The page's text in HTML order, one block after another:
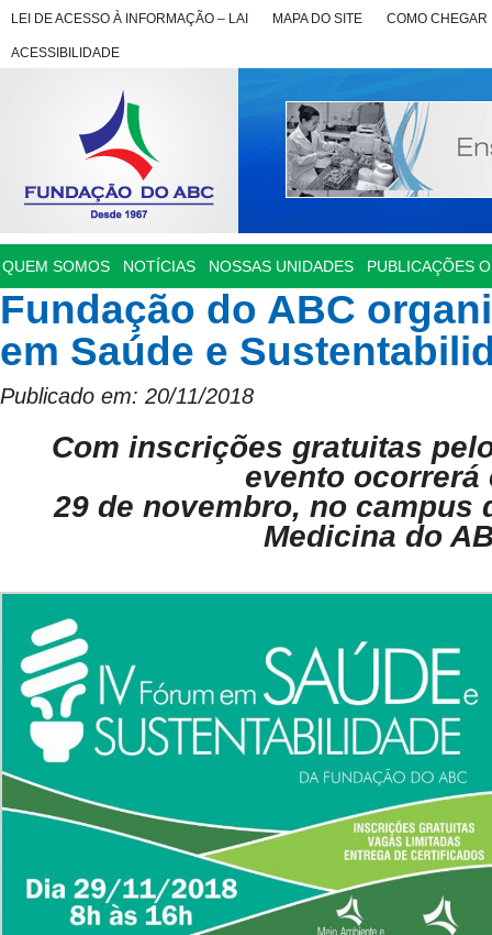
LEI DE ACESSO À INFORMAÇÃO – LAI MAPA DO SITE COMO CHEGAR
ACESSIBILIDADE
QUEM SOMOS NOTÍCIAS NOSSAS UNIDADES PUBLICAÇÕES
Fundação do ABC
em Saúde e
Publicado em: 20/11/2018
Com inscrições gratuitas
evento ocorrerá
29 de novembro, no campus
Medicina do